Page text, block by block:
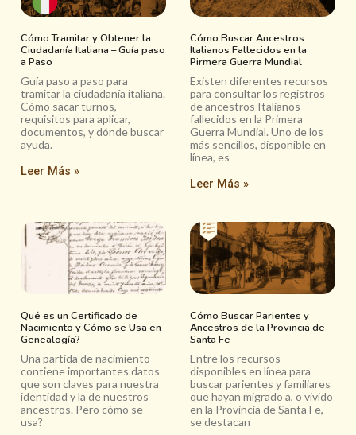
Cómo Tramitar y Obtener la
Ciudadanía Italiana – Guía paso
a Paso
Guía paso a paso para
tramitar la ciudadanía italiana.
Cómo sacar turnos,
requisitos para aplicar,
documentos, y dónde buscar
ayuda.
Leer Más »
Cómo Buscar Ancestros
Italianos Fallecidos en la
Pirmera Guerra Mundial
Existen diferentes recursos
para consultar los registros
de ancestros Italianos
fallecidos en la Primera
Guerra Mundial. Uno de los
más sencillos, disponible en
línea, es
Leer Más »
Qué es un Certificado de
Nacimiento y Cómo se Usa en
Genealogía?
Una partida de nacimiento
contiene importantes datos
que son claves para nuestra
identidad y la de nuestros
ancestros. Pero cómo se
usa?
Cómo Buscar Parientes y
Ancestros de la Provincia de
Santa Fe
Entre los recursos
disponibles en línea para
buscar parientes y familiares
que hayan migrado a, o vivido
en la Provincia de Santa Fe,
se destacan